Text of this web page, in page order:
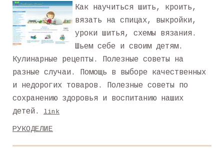
Как научиться шить, кроить,
вязать на спицах, выкройки,
уроки шитья, схемы вязания.
Шьем себе и своим детям.
Кулинарные рецепты. Полезные советы на
разные случаи. Помощь в выборе качественных
и недорогих товаров. Полезные советы по
сохранению здоровья и воспитанию наших
детей.
link
РУКОДЕЛИЕ